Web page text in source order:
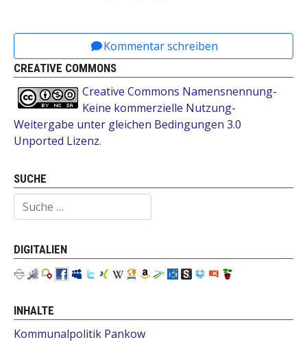
Kommentar schreiben
CREATIVE COMMONS
Creative Commons Namensnennung-
Keine kommerzielle Nutzung-
Weitergabe unter gleichen Bedingungen 3.0
Unported Lizenz.
SUCHE
Suchen
DIGITALIEN
INHALTE
Kommunalpolitik Pankow